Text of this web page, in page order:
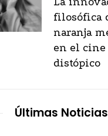
filosófica
naranja
en el cine
distópico
Últimas Noticias